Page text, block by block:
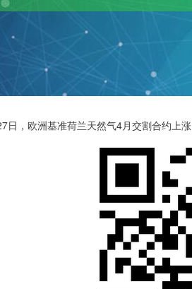
日，欧洲基准荷兰天然气4月交割合约上